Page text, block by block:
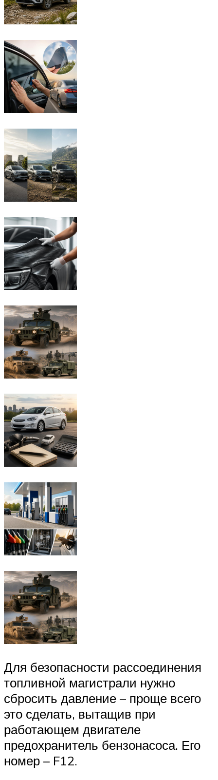
Для безопасности рассоединения
топливной магистрали нужно
сбросить давление – проще всего
это сделать, вытащив при
работающем двигателе
предохранитель бензонасоса. Его
номер – F12.